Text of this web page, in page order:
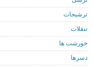
ترشیجات
تنقلات
خورشت ها
دسرها